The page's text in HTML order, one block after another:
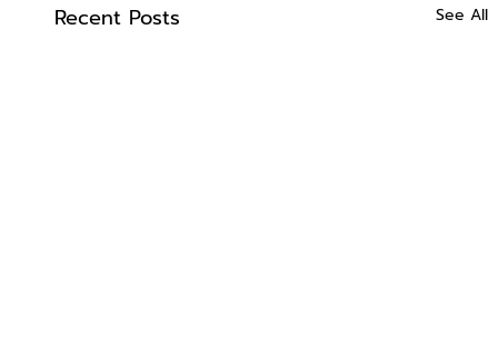
Recent Posts See All